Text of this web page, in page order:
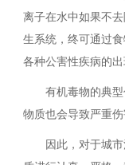
离子在水中如果不
生系统，终可通过
各种公害性疾病的
有机毒物的典
物质也会导致严重伤
因此，对于城